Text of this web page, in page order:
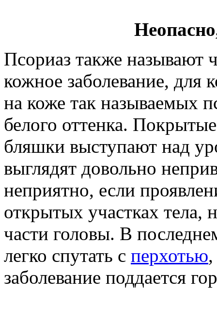
Псориаз также
кожное заболевание, для
на коже так называемых
белого оттенка.
бляшки выступают над
выглядят довольно
неприятно, если
открытых участках тела,
части головы. В
легко спутать с перхотью
заболевание поддается